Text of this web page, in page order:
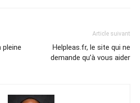
pleine
Article suivant
Helpleas.fr, le site qui ne
demande qu’à vous aider